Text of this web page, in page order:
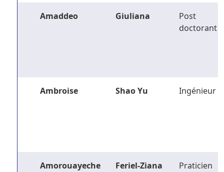
Amaddeo Giuliana
Post
doctorant
Ambroise Shao Yu Ingénieur
Amorouayeche Feriel-Ziana
Praticien